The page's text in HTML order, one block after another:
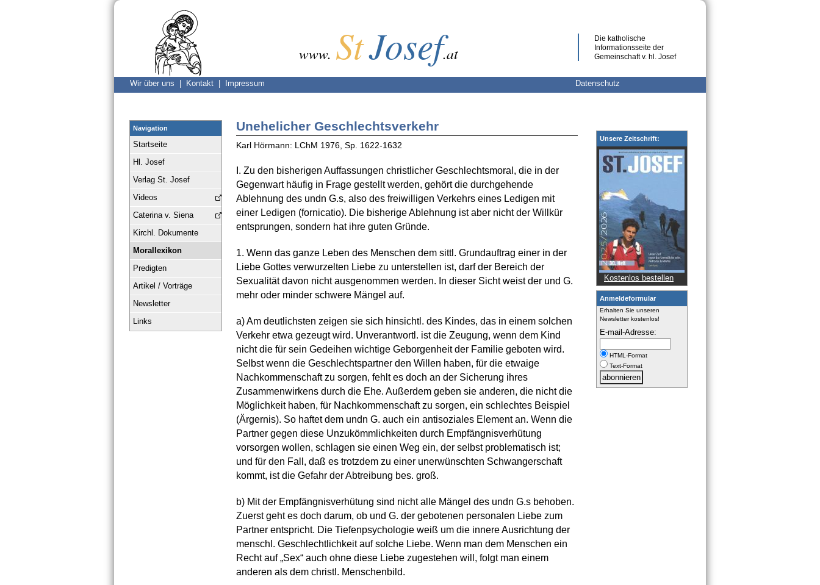
www. StJosef.at
Die katholische
Informationsseite der
Gemeinschaft v. hl. Josef
Wir über uns | Kontakt | Impressum Datenschutz
Navigation
Startseite
Hl. Josef
Verlag St. Josef
Videos
Caterina v. Siena
Kirchl. Dokumente
Morallexikon
Predigten
Artikel / Vorträge
Newsletter
Links
Unsere Zeitschrift:
Kostenlos bestellen
Anmeldeformular
Erhalten Sie unseren
Newsletter kostenlos!
E-mail-Adresse:
HTML-Format
Text-Format
Unehelicher Geschlechtsverkehr
Karl Hörmann: LChM 1976, Sp. 1622-1632
I. Zu den bisherigen Auffassungen christlicher Geschlechtsmoral, die in der
Gegenwart häufig in Frage gestellt werden, gehört die durchgehende
Ablehnung des undn G.s, also des freiwilligen Verkehrs eines Ledigen mit
einer Ledigen (fornicatio). Die bisherige Ablehnung ist aber nicht der Willkür
entsprungen, sondern hat ihre guten Gründe.
1. Wenn das ganze Leben des Menschen dem sittl. Grundauftrag einer in der
Liebe Gottes verwurzelten Liebe zu unterstellen ist, darf der Bereich der
Sexualität davon nicht ausgenommen werden. In dieser Sicht weist der und G.
mehr oder minder schwere Mängel auf.
a) Am deutlichsten zeigen sie sich hinsichtl. des Kindes, das in einem solchen
Verkehr etwa gezeugt wird. Unverantwortl. ist die Zeugung, wenn dem Kind
nicht die für sein Gedeihen wichtige Geborgenheit der Familie geboten wird.
Selbst wenn die Geschlechtspartner den Willen haben, für die etwaige
Nachkommenschaft zu sorgen, fehlt es doch an der Sicherung ihres
Zusammenwirkens durch die Ehe. Außerdem geben sie anderen, die nicht die
Möglichkeit haben, für Nachkommenschaft zu sorgen, ein schlechtes Beispiel
(Ärgernis). So haftet dem undn G. auch ein antisoziales Element an. Wenn die
Partner gegen diese Unzukömmlichkeiten durch Empfängnisverhütung
vorsorgen wollen, schlagen sie einen Weg ein, der selbst problematisch ist;
und für den Fall, daß es trotzdem zu einer unerwünschten Schwangerschaft
kommt, ist die Gefahr der Abtreibung bes. groß.
b) Mit der Empfängnisverhütung sind nicht alle Mängel des undn G.s behoben.
Zuerst geht es doch darum, ob und G. der gebotenen personalen Liebe zum
Partner entspricht. Die Tiefenpsychologie weiß um die innere Ausrichtung der
menschl. Geschlechtlichkeit auf solche Liebe. Wenn man dem Menschen ein
Recht auf „Sex“ auch ohne diese Liebe zugestehen will, folgt man einem
anderen als dem christl. Menschenbild.